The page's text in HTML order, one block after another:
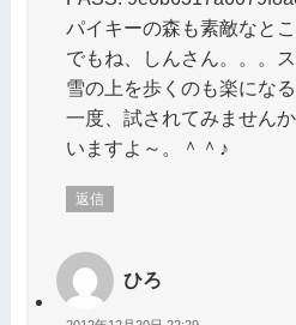
パイキーの森も素敵なと
でもね、しんさん。。。
雪の上を歩くのも楽になる
一度、試されてみません
いますよ～。＾＾♪
返信
ひろ